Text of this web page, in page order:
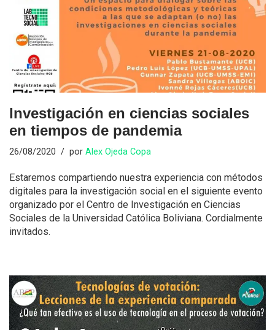
Investigación en ciencias sociales
en tiempos de pandemia
26/08/2020 por Alex Ojeda Copa
Estaremos compartiendo nuestra experiencia con métodos
digitales para la investigación social en el siguiente evento
organizado por el Centro de Investigación en Ciencias
Sociales de la Universidad Católica Boliviana. Cordialmente
invitados.